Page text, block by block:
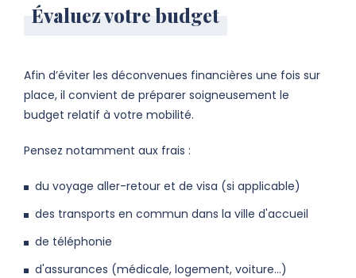
Évaluez votre budget
Afin d’éviter les déconvenues financières une fois sur
place, il convient de préparer soigneusement le
budget relatif à votre mobilité.
Pensez notamment aux frais :
du voyage aller-retour et de visa (si applicable)
des transports en commun dans la ville d'accueil
de téléphonie
d'assurances (médicale, logement, voiture...)